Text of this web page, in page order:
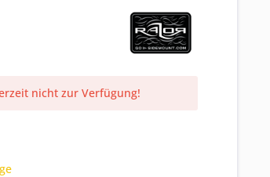
nicht zur Verfügung!